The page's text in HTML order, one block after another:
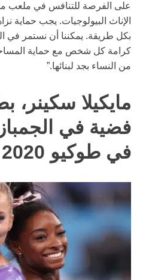
على الفرصة للتنافس في ملعب
الإناث البيولوجيات. يجب حماية
بكل طريقة. يمكننا أن نستمر في
كرامة كل شخص مع حماية
من النساء بجد لبنائها.”
مايكيلا سكينر،
فضية في الجمباز
في طوكيو 2020